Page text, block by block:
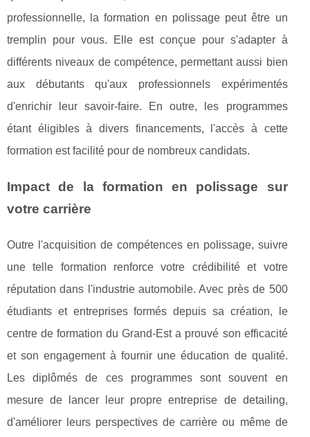
professionnelle, la formation en polissage peut être un
tremplin pour vous. Elle est conçue pour s'adapter à
différents niveaux de compétence, permettant aussi bien
aux débutants qu'aux professionnels expérimentés
d'enrichir leur savoir-faire. En outre, les programmes
étant éligibles à divers financements, l'accès à cette
formation est facilité pour de nombreux candidats.
Impact de la formation en polissage sur
votre carrière
Outre l'acquisition de compétences en polissage, suivre
une telle formation renforce votre crédibilité et votre
réputation dans l'industrie automobile. Avec près de 500
étudiants et entreprises formés depuis sa création, le
centre de formation du Grand-Est a prouvé son efficacité
et son engagement à fournir une éducation de qualité.
Les diplômés de ces programmes sont souvent en
mesure de lancer leur propre entreprise de detailing,
d'améliorer leurs perspectives de carrière ou même de